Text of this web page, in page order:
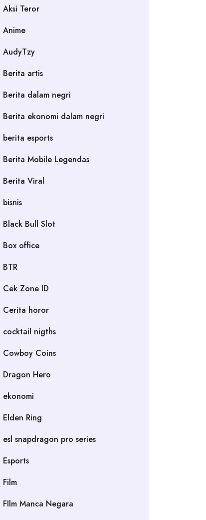
Aksi Teror
Anime
AudyTzy
Berita artis
Berita dalam negri
Berita ekonomi dalam negri
berita esports
Berita Mobile Legendas
Berita Viral
bisnis
Black Bull Slot
Box office
BTR
Cek Zone ID
Cerita horor
cocktail nigths
Cowboy Coins
Dragon Hero
ekonomi
Elden Ring
esl snapdragon pro series
Esports
Film
FIlm Manca Negara